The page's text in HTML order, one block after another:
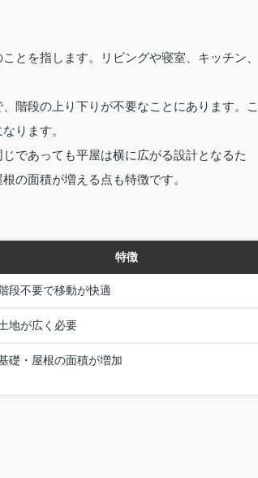
とを指します。リビングや寝室、キッチン、
階段の上り下りが不要なことにあります。こ
ります。
であっても平屋は横に広がる設計となるた
の面積が増える点も特徴です。
特徴
段不要で移動が快適
地が広く必要
礎・屋根の面積が増加